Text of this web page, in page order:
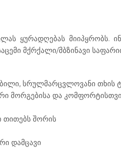
ყურადღებას მიიპყრობს.
მქრქალი/მბზინავი
სრულმარცვლოვანი თხის
მორგებისა და
თითებს შორის
დამცავი